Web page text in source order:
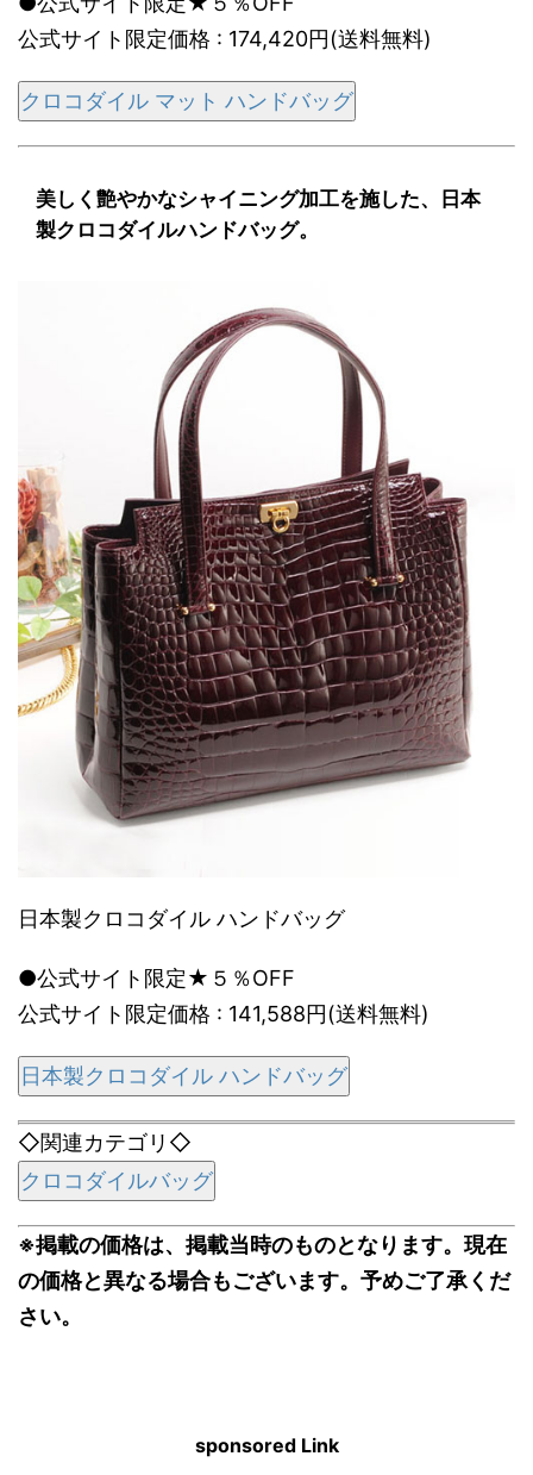
公式サイト限定価格 : 174,420円(送料無料)
クロコダイル マット ハンドバッグ
美しく艶やかなシャイニング加工を施した、日本
製クロコダイルハンドバッグ。
日本製クロコダイル ハンドバッグ
●公式サイト限定★５％OFF
公式サイト限定価格 : 141,588円(送料無料)
日本製クロコダイル ハンドバッグ
◇関連カテゴリ◇
クロコダイルバッグ
※掲載の価格は、掲載当時のものとなります。現在
の価格と異なる場合もございます。予めご了承くだ
さい。
sponsored Link